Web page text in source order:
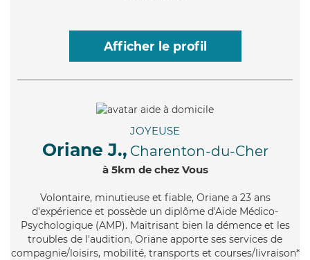
Afficher le profil
JOYEUSE
Oriane J., Charenton-du-Cher
à 5km de chez Vous
Volontaire, minutieuse et fiable, Oriane a 23 ans
d'expérience et possède un diplôme d'Aide Médico-
Psychologique (AMP). Maitrisant bien la démence et les
troubles de l'audition, Oriane apporte ses services de
compagnie/loisirs, mobilité, transports et courses/livraison*